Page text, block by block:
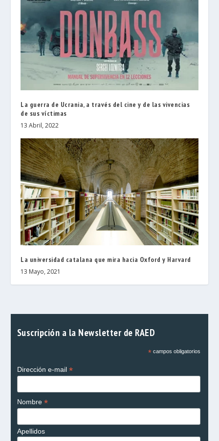
La guerra de Ucrania, a través del cine y de las vivencias
de sus víctimas
13 Abril, 2022
La universidad catalana que mira hacia Oxford y Harvard
13 Mayo, 2021
Suscripción a la Newsletter de RAED
*campos obligatorios
Dirección e-mail *
Nombre *
Apellidos